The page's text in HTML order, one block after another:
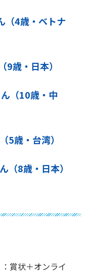
（4歳・ベトナ
歳・日本）
（10歳・中
歳・台湾）
8歳・日本）
賞状＋オンライ